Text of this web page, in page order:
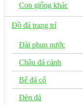
Con giống khác
Đồ đá trang trí
Đài phun nước
Chậu đá cảnh
Bể đá cổ
Đèn đá